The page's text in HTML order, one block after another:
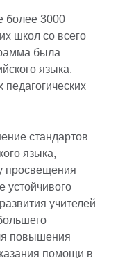
более 3000
школ со всего
была
языка,
стандартов
языка,
просвещения
устойчивого
учителей
повышения
помощи в